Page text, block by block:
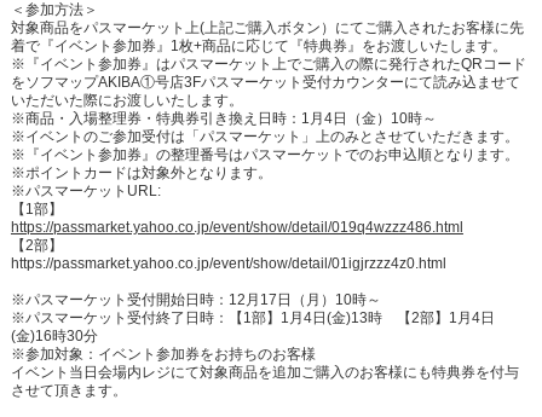
＜参加方法＞
対象商品をパスマーケット上(上記ご購入ボタン）にてご購入されたお客様に先
着で『イベント参加券』1枚+商品に応じて『特典券』をお渡しいたします。
※『イベント参加券』はパスマーケット上でご購入の際に発行されたQRコード
をソフマップAKIBA①号店3Fパスマーケット受付カウンターにて読み込ませて
いただいた際にお渡しいたします。
※商品・入場整理券・特典券引き換え日時：1月4日（金）10時～
※イベントのご参加受付は「パスマーケット」上のみとさせていただきます。
※『イベント参加券』の整理番号はパスマーケットでのお申込順となります。
※ポイントカードは対象外となります。
※パスマーケットURL:
【1部】
https://passmarket.yahoo.co.jp/event/show/detail/019q4wzzz486.html
【2部】
https://passmarket.yahoo.co.jp/event/show/detail/01igjrzzz4z0.html
※パスマーケット受付開始日時：12月17日（月）10時～
※パスマーケット受付終了日時：【1部】1月4日(金)13時 【2部】1月4日
(金)16時30分
※参加対象：イベント参加券をお持ちのお客様
イベント当日会場内レジにて対象商品を追加ご購入のお客様にも特典券を付与
させて頂きます。